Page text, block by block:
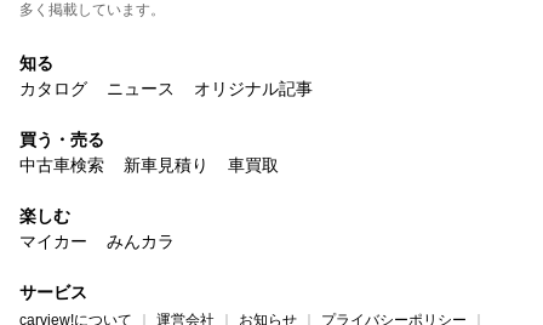
多く掲載しています。
知る
カタログ
ニュース オリジナル記事
買う・売る
中古車検索
新車見積り 車買取
楽しむ
マイカー
みんカラ
サービス
carview!について 運営会社 お知らせ プライバシーポリシー